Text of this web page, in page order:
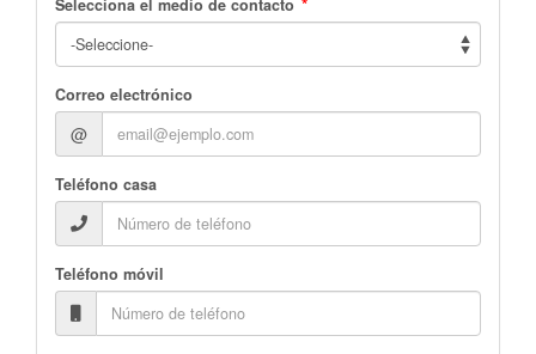
Selecciona el medio de contacto
Correo electrónico
@
Teléfono casa
Teléfono móvil